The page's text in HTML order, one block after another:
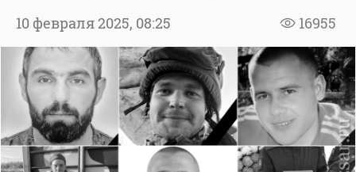
16955
10 февраля 2025, 08:25